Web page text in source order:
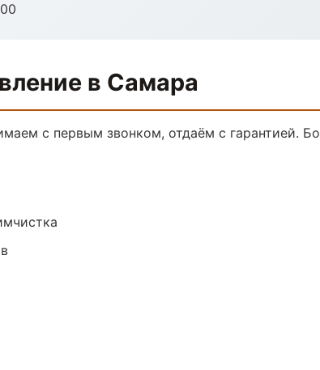
в Самара
с первым звонком, отдаём с гарантией.